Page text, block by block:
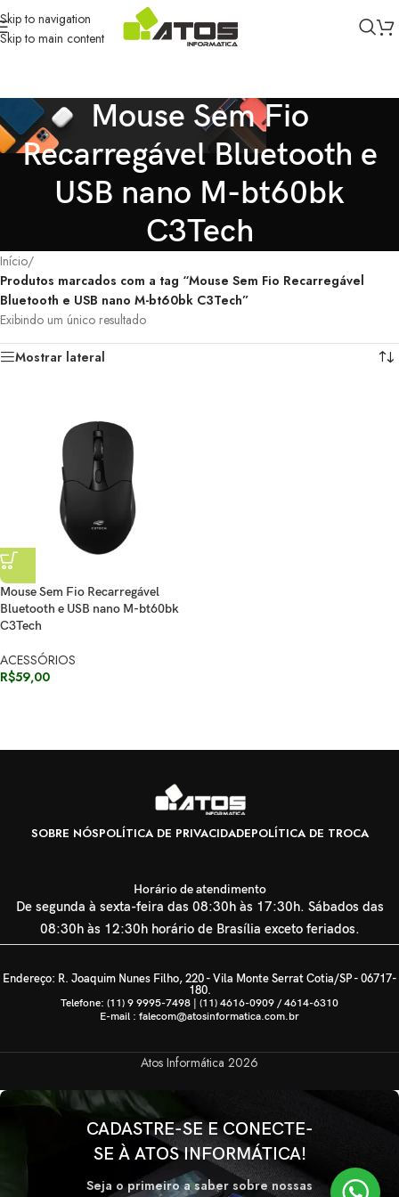
Skip to navigation
Skip to main content
Mouse Sem Fio
Recarregável Bluetooth e
USB nano M-bt60bk
C3Tech
Início/
Produtos marcados com a tag “Mouse Sem Fio Recarregável
Bluetooth e USB nano M-bt60bk C3Tech”
Exibindo um único resultado
Mostrar lateral
Mouse Sem Fio Recarregável
Bluetooth e USB nano M-bt60bk
C3Tech
ACESSÓRIOS
R$59,00
SOBRE NÓSPOLÍTICA DE PRIVACIDADEPOLÍTICA DE TROCA
Horário de atendimento
De segunda à sexta-feira das 08:30h às 17:30h. Sábados das
08:30h às 12:30h horário de Brasília exceto feriados.
Endereço: R. Joaquim Nunes Filho, 220 - Vila Monte Serrat Cotia/SP - 06717-
180.
Telefone: (11) 9 9995-7498 | (11) 4616-0909 / 4614-6310
E-mail : falecom@atosinformatica.com.br
Atos Informática 2026
CADASTRE-SE E CONECTE-
SE À ATOS INFORMÁTICA!
Seja o primeiro a saber sobre nossas